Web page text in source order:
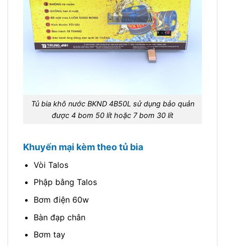
Tủ bia khô nước BKND 4B50L sử dụng bảo quản
được 4 bom 50 lít hoặc 7 bom 30 lít
Khuyến mại kèm theo tủ bia
Vòi Talos
Phập bằng Talos
Bơm điện 60w
Bàn đạp chân
Bơm tay